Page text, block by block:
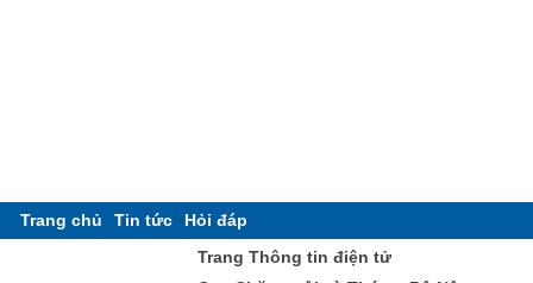
Trang chủ Tin tức
Hỏi đáp
Trang Thông tin điện tử